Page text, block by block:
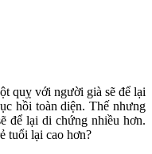
quỵ với người già sẽ để lại
hồi toàn diện. Thế nhưng
để lại di chứng nhiều hơn.
tuổi lại cao hơn?